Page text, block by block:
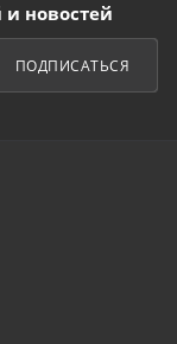
новостей
ПОДПИСАТЬСЯ